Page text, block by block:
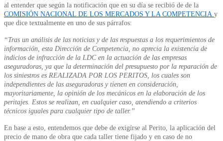
al entender que según la notificación que en su día se recibió de de la
COMISIÓN NACIONAL DE LOS MERCADOS Y LA COMPETENCIA y
que dice textualmente en uno de sus párrafos:
“Tras un análisis de las noticias y de las respuestas a los requerimientos de
información, esta Dirección de Competencia, no aprecia la existencia de
indicios de infracción de la LDC en la actuación de las empresas
aseguradoras, ya que la determinación del presupuesto por la reparación de
los siniestros es REALIZADA POR LOS PERITOS, los cuales son
independientes de las aseguradoras y tienen en consideración,
mayoritariamente, la opinión de los mecánicos en la elaboración de los
peritajes. Estos se realizan, en cualquier caso, atendiendo a criterios
técnicos iguales para cualquier tipo de taller.”
En base a esto, entendemos que debe de exigírse al Perito, la aplicación del
precio de mano de obra que cada taller tiene fijado y en caso de no